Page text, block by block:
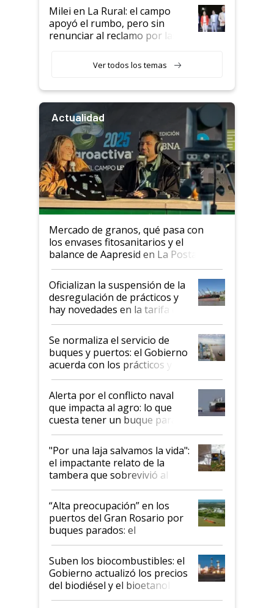
Milei en La Rural: el campo
apoyó el rumbo, pero sin
renunciar al reclamo por las
Ver todos los temas
Actualidad
Mercado de granos, qué pasa con
los envases fitosanitarios y el
balance de Aapresid en La Posta
Oficializan la suspensión de la
desregulación de prácticos y
hay novedades en la tarifa de
la hidrovía
Se normaliza el servicio de
buques y puertos: el Gobierno
acuerda con los prácticos y
suspende el decreto de
desregulación
Alerta por el conflicto naval
que impacta al agro: lo que
cuesta tener un buque parado
y el peligro de que Argentina
pase a ser "país sucio"
"Por una laja salvamos la vida":
el impactante relato de la
tambera que sobrevivió al
tornado
“Alta preocupación” en los
puertos del Gran Rosario por
buques parados: el
funcionamiento de las
exportadoras en tensión tras
la medida de fuerza de los
prácticos
Suben los biocombustibles: el
Gobierno actualizó los precios
del biodiésel y el bioetanol